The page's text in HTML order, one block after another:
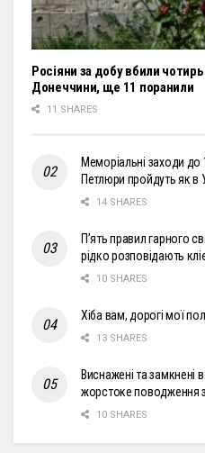
Росіяни за добу вбили
Донеччини, ще 11 поранили
11 SHARES
Меморіальні заходи до
Петлюри пройдуть як в
14 SHARES
П’ять правил гарного
рідко розповідають
10 SHARES
Хіба вам, дорогі мої
13 SHARES
Виснажені та замкнені
жорстоке поводження
10 SHARES